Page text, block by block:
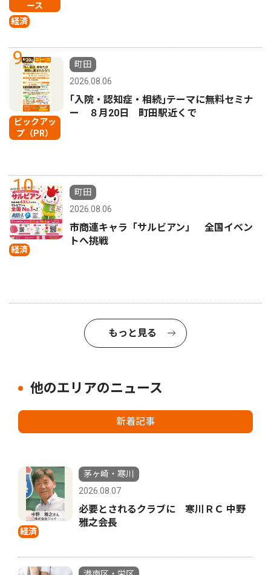
ース
経済
9
ピックアッ
プ（PR）
町田
2026.08.06
｢入院・認知症・相続｣テーマに無料セミナ
ー ８月20日 町田駅近くで
10
経済
町田
2026.08.06
市商連キャラ「サルビアン」 全国イベン
トへ挑戦
もっと見る
他のエリアのニュース
新着記事
経済
茅ヶ崎・寒川
2026.08.07
必要とされるクラブに 寒川ＲＣ 中野
雅之会長